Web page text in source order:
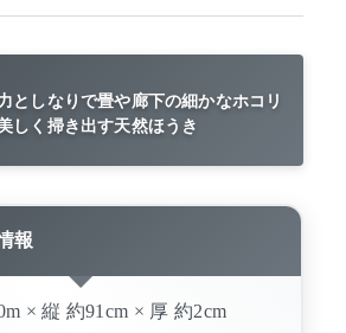
としなりで畳や廊下の細かなホコリ
しく掃き出す天然ほうき
報
× 縦 約91cm × 厚 約2cm